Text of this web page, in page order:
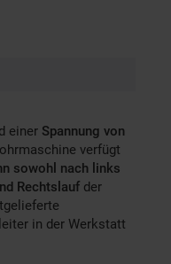
einer Spannung von
verfügt
sowohl nach links
Rechtslauf der
in der Werkstatt